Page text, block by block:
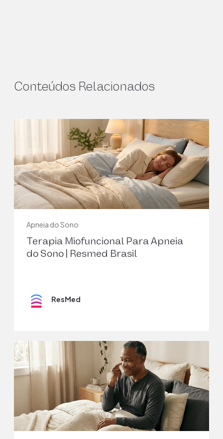
BaHammam AS, Pirzada AR, Pandi-Perumal SR.
Neurocognitive, mood changes, and sleepiness in
patients with REM-predominant obstructive sleep
apnea. Sleep Breath. 2023 Mar;27(1):57-66. doi:
10.1007/s11325-022-02602-5. Epub 2022 Mar 22.
PMID: 35318576.
Vanek J, Prasko J, Genzor S, Ociskova M, Kantor K,
Holubova M, Slepecky M, Nesnidal V, Kolek A, Sova M.
Obstructive sleep apnea, depression and cognitive
impairment. Sleep Med. 2020 Aug;72:50-58. doi:
Mondini S, Mapelli D, Rusconi ML, Merlo P. Eye-to-
Hand Coordination in Obstructive Sleep APNEA
Syndrome: a Descriptive Study. Arch Clin
Neuropsychol. 2023 Jan 21;38(1):119-125. doi:
10.1093/arclin/acac063. PMID: 35905454.
6
Conteúdos Relacionados
Apneia do Sono
Terapia Miofuncional Para Apneia
do Sono | Resmed Brasil
ResMed